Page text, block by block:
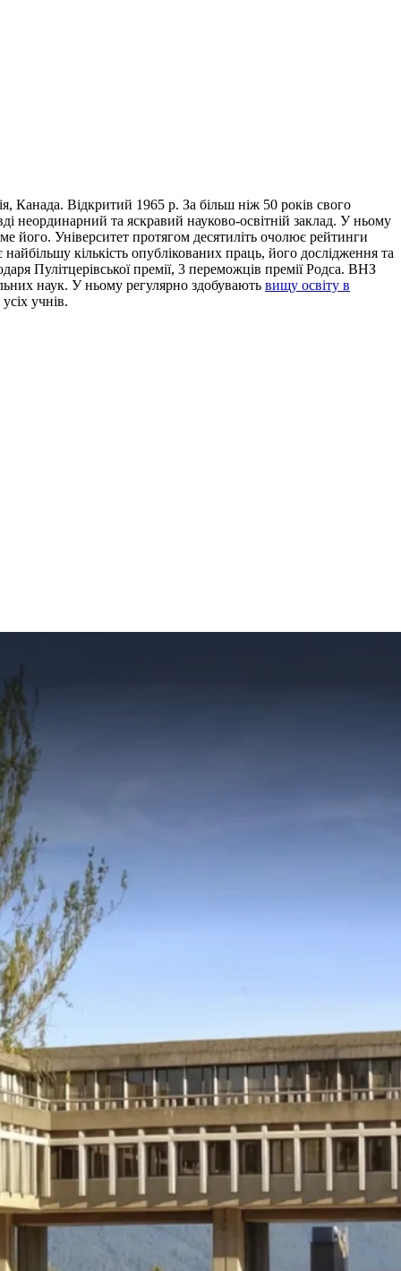
Канада. Відкритий 1965 р. За більш ніж 50 років свого
неординарний та яскравий науково-освітній заклад. У ньому
його. Університет протягом десятиліть очолює рейтинги
кількість опублікованих праць, його дослідження та
Пулітцерівської премії, 3 переможців премії Родса. ВНЗ
наук. У ньому регулярно здобувають вищу освіту в
учнів.